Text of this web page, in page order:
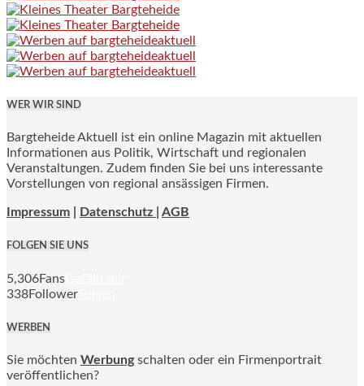
WER WIR SIND
Bargteheide Aktuell ist ein online Magazin mit aktuellen
Informationen aus Politik, Wirtschaft und regionalen
Veranstaltungen. Zudem finden Sie bei uns interessante
Vorstellungen von regional ansässigen Firmen.
Impressum Datenschutz | AGB
FOLGEN SIE UNS
5,306Fans
338Follower
WERBEN
Sie möchten Werbung schalten oder ein Firmenportrait
veröffentlichen?